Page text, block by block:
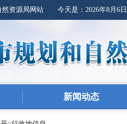
然资源局网站 今天是： 2026年8月6
新闻动态